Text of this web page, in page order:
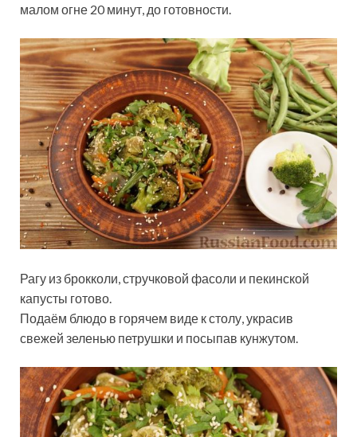
малом огне 20 минут, до готовности.
Рагу из брокколи, стручковой фасоли и пекинской
капусты готово.
Подаём блюдо в горячем виде к столу, украсив
свежей зеленью петрушки и посыпав кунжутом.